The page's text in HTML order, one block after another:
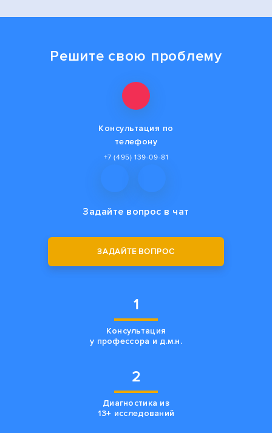
Решите свою проблему
Консультация по
телефону
+7 (495) 139-09-81
Задайте вопрос в чат
1
Консультация
у профессора и д.м.н.
2
Диагностика из
13+ исследований
ЗАДАЙТЕ ВОПРОС